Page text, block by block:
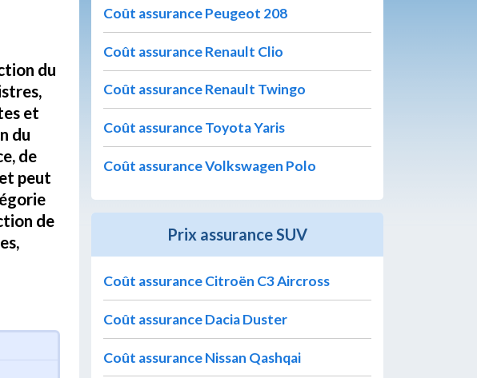
du
et
du
de
peut
de
Coût assurance Peugeot 208
Coût assurance Renault Clio
Coût assurance Renault Twingo
Coût assurance Toyota Yaris
Coût assurance Volkswagen Polo
Prix assurance SUV
Coût assurance Citroën C3 Aircross
Coût assurance Dacia Duster
Coût assurance Nissan Qashqai